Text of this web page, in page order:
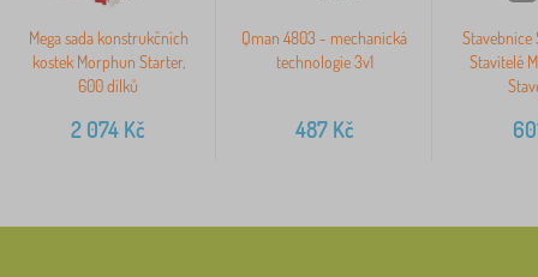
Mega sada konstrukčních
kostek Morphun Starter,
600 dílků
2 074 Kč
Qman 4803 - mechanická
technologie 3v1
487Kč
Stavebnice
Stavitelé